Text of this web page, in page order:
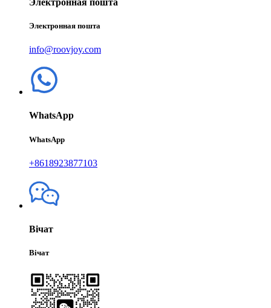
Электронная пошта
info@roovjoy.com
WhatsApp
WhatsApp
+8618923877103
Вічат
Вічат